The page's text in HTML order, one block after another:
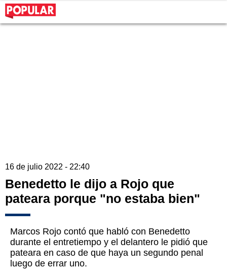
16 de julio 2022 - 22:40
Benedetto le dijo a Rojo que
pateara porque "no estaba bien"
Marcos Rojo contó que habló con Benedetto
durante el entretiempo y el delantero le pidió que
pateara en caso de que haya un segundo penal
luego de errar uno.